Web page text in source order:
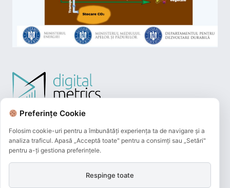
Preferințe Cookie
Folosim cookie-uri pentru a îmbunătăți experiența ta de navigare și a
analiza traficul. Apasă „Acceptă toate" pentru a consimți sau „Setări"
pentru a-ți gestiona preferințele.
Respinge toate